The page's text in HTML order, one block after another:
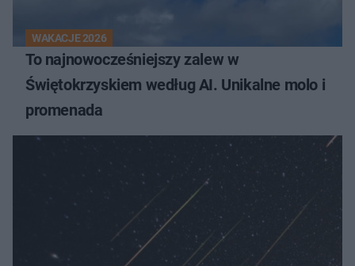
WAKACJE 2026
To najnowocześniejszy zalew w
Świętokrzyskiem według AI. Unikalne molo i
promenada